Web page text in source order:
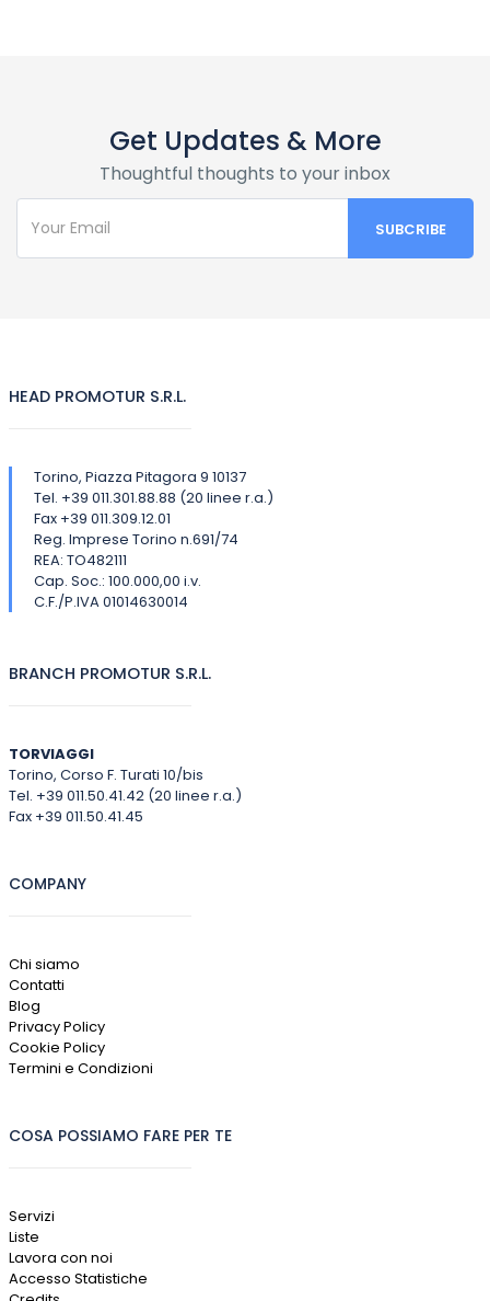
Get Updates & More
Thoughtful thoughts to your inbox
HEAD PROMOTUR S.R.L.
Torino, Piazza Pitagora 9 10137
Tel. +39 011.301.88.88 (20 linee r.a.)
Fax +39 011.309.12.01
Reg. Imprese Torino n.691/74
REA: TO482111
Cap. Soc.: 100.000,00 i.v.
C.F./P.IVA 01014630014
BRANCH PROMOTUR S.R.L.
TORVIAGGI
Torino, Corso F. Turati 10/bis
Tel. +39 011.50.41.42 (20 linee r.a.)
Fax +39 011.50.41.45
COMPANY
Chi siamo
Contatti
Blog
Privacy Policy
Cookie Policy
Termini e Condizioni
COSA POSSIAMO FARE PER TE
Servizi
Liste
Lavora con noi
Accesso Statistiche